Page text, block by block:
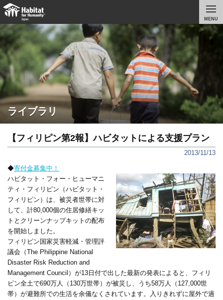
MENU
ライブラリ
【フィリピン第2報】ハビタットによる支援プラン
2013/11/13
◆寄付金募集中！
ハビタット・フォー・ヒューマニ
ティ・フィリピン（ハビタット・
フィリピン）は、被災者世帯に対
して、計80,000個の住居修繕キッ
トとクリーンナップキットの配布
を開始しました。
フィリピン国家災害軽減・管理評
議会（The Philippine National
Disaster Risk Reduction and
Management Council）が13日付で出した最新の発表によると、フィリ
ピン全土で690万人（130万世帯）が被災し、うち58万人（127,000世
帯）が避難所での生活を余儀なくされています。入りきれずに屋外で過